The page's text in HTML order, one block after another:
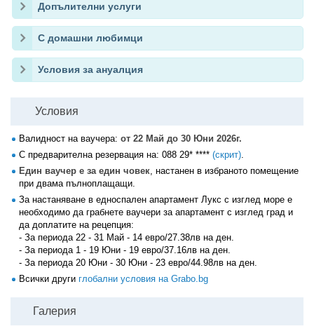
Допълителни услуги
С домашни любимци
Условия за ануалция
Условия
Валидност на ваучера: от 22 Май до 30 Юни 2026г.
С предварителна резервация на: 088 29* **** (скрит).
Един ваучер е за един човек, настанен в избраното помещение
при двама пълноплащащи.
За настаняване в едноспален апартамент Лукс с изглед море е
необходимо да грабнете ваучери за апартамент с изглед град и
да доплатите на рецепция:
- За периода 22 - 31 Май - 14 евро/27.38лв на ден.
- За периода 1 - 19 Юни - 19 евро/37.16лв на ден.
- За периода 20 Юни - 30 Юни - 23 евро/44.98лв на ден.
Всички други глобални условия на Grabo.bg
Галерия